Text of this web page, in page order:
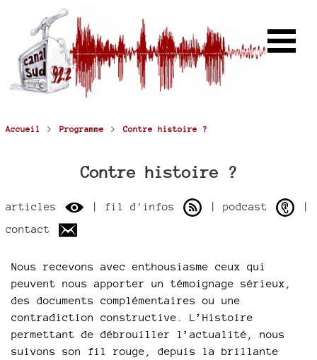
Accueil > Programme > Contre histoire ?
Contre histoire ?
articles | fil d'infos | podcast
|
contact
Nous recevons avec enthousiasme ceux qui
peuvent nous apporter un témoignage sérieux,
des documents complémentaires ou une
contradiction constructive. L’Histoire
permettant de débrouiller l’actualité, nous
suivons son fil rouge, depuis la brillante